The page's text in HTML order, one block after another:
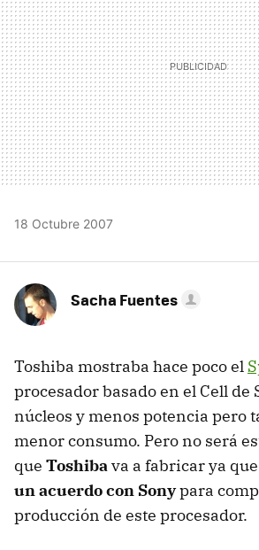
18 Octubre 2007
Sacha Fuentes
Toshiba mostraba hace poco el
procesador basado en el Cell de
núcleos y menos potencia pero
menor consumo. Pero no será
que Toshibava a fabricar ya que
un acuerdo con Sonypara
producción de este procesador.